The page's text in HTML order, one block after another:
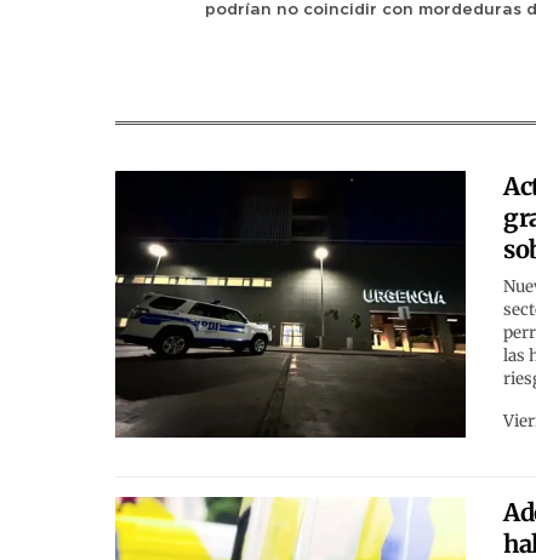
podrían no coincidir con mordeduras
las